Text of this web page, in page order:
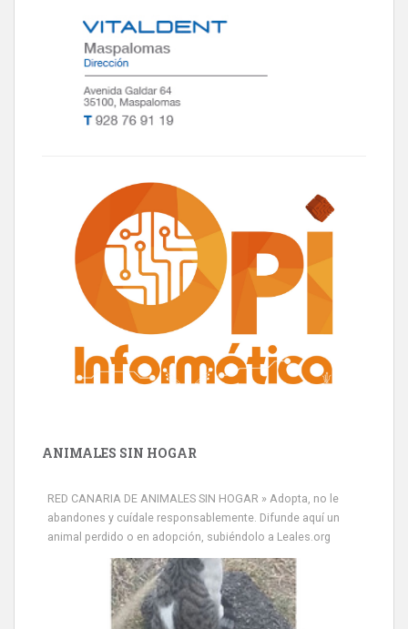
ANIMALES SIN HOGAR
RED CANARIA DE ANIMALES SIN HOGAR » Adopta, no le
abandones y cuídale responsablemente. Difunde aquí un
animal perdido o en adopción, subiéndolo a Leales.org